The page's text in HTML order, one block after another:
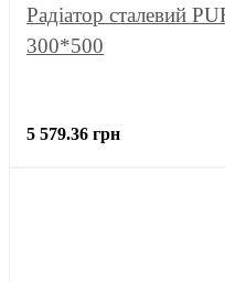
Радіатор сталевий
300*500
5 579.36 грн